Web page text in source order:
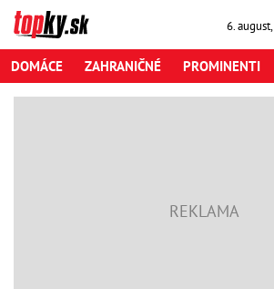
6. august,
DOMÁCE ZAHRANIČNÉ PROMINENTI